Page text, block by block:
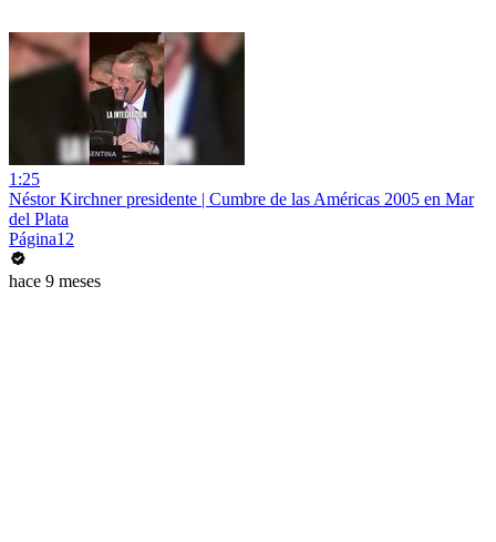
1:25
Néstor Kirchner presidente | Cumbre de las Américas 2005 en Mar
del Plata
Página12
hace 9 meses